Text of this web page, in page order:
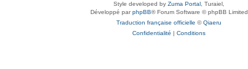
Style developed by Zuma Portal , Turaiel,
Développé parphpBB® Forum Software © phpBB Limited
Traduction française officielle ©Qiaeru
Confidentialité | Conditions